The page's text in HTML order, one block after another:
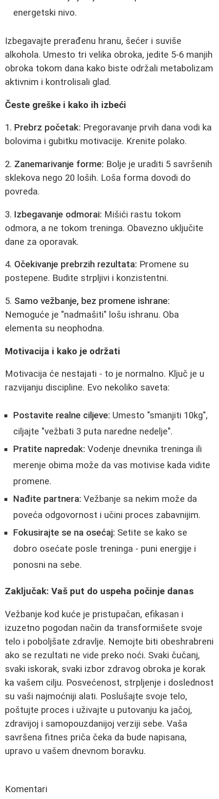
energetski nivo.
Izbegavajte prerađenu hranu, šećer i suviše
alkohola. Umesto tri velika obroka, jedite 5-6 manjih
obroka tokom dana kako biste održali metabolizam
aktivnim i kontrolisali glad.
Česte greške i kako ih izbeći
1. Prebrz početak: Pregoravanje prvih dana vodi ka
bolovima i gubitku motivacije. Krenite polako.
2. Zanemarivanje forme: Bolje je uraditi 5 savršenih
sklekova nego 20 loših. Loša forma dovodi do
povreda.
3. Izbegavanje odmorai: Mišići rastu tokom
odmora, a ne tokom treninga. Obavezno uključite
dane za oporavak.
4. Očekivanje prebrzih rezultata: Promene su
postepene. Budite strpljivi i konzistentni.
5. Samo vežbanje, bez promene ishrane:
Nemoguće je "nadmašiti" lošu ishranu. Oba
elementa su neophodna.
Motivacija i kako je održati
Motivacija će nestajati - to je normalno. Ključ je u
razvijanju discipline. Evo nekoliko saveta:
Postavite realne ciljeve: Umesto "smanjiti 10kg",
ciljajte "vežbati 3 puta naredne nedelje".
Pratite napredak: Vodenje dnevnika treninga ili
merenje obima može da vas motivise kada vidite
promene.
Nađite partnera: Vežbanje sa nekim može da
poveća odgovornost i učini proces zabavnijim.
Fokusirajte se na osećaj: Setite se kako se
dobro osećate posle treninga - puni energije i
ponosni na sebe.
Zaključak: Vaš put do uspeha počinje danas
Vežbanje kod kuće je pristupačan, efikasan i
izuzetno pogodan način da transformišete svoje
telo i poboljšate zdravlje. Nemojte biti obeshrabreni
ako se rezultati ne vide preko noći. Svaki čučanj,
svaki iskorak, svaki izbor zdravog obroka je korak
ka vašem cilju. Posvećenost, strpljenje i doslednost
su vaši najmoćniji alati. Poslušajte svoje telo,
poštujte proces i uživajte u putovanju ka jačoj,
zdravijoj i samopouzdanijoj verziji sebe. Vaša
savršena fitnes priča čeka da bude napisana,
upravo u vašem dnevnom boravku.
Komentari